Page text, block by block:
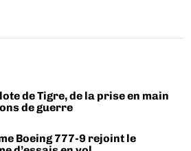
de Tigre, de la prise en main
de guerre
Boeing 777-9 rejoint le